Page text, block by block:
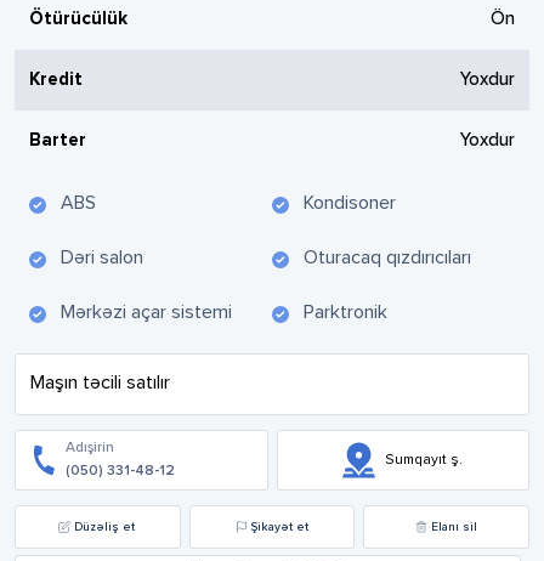
Ötürücülük Ön
Kredit Yoxdur
Barter Yoxdur
ABS Kondisoner
Dəri salon Oturacaq qızdırıcıları
Mərkəzi açar sistemi Parktronik
Maşın təcili satılır
Adışirin
(050) 331-48-12
Sumqayıt ş.
Düzəliş et Şikayət et Elanı sil